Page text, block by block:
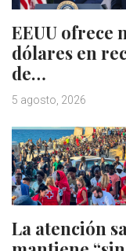
EEUU ofrece
dólares en
de…
5 agosto, 2026
La atención